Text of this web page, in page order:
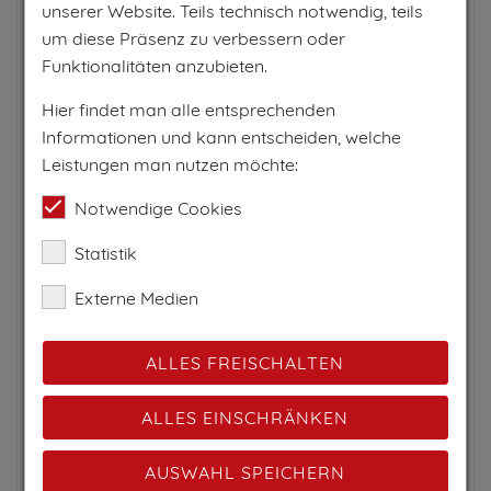
unserer Website. Teils technisch notwendig, teils
um diese Präsenz zu verbessern oder
Funktionalitäten anzubieten.
Hier findet man alle entsprechenden
Informationen und kann entscheiden, welche
Leistungen man nutzen möchte:
Notwendige Cookies
Statistik
Externe Medien
ALLES FREISCHALTEN
ALLES EINSCHRÄNKEN
AUSWAHL SPEICHERN